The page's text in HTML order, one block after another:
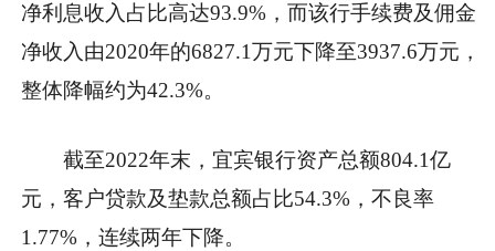
净利息收入占比高达93.9%，而该行手续费及佣金
净收入由2020年的6827.1万元下降至3937.6万元，
整体降幅约为42.3%。
截至2022年末，宜宾银行资产总额804.1亿
元，客户贷款及垫款总额占比54.3%，不良率
1.77%，连续两年下降。